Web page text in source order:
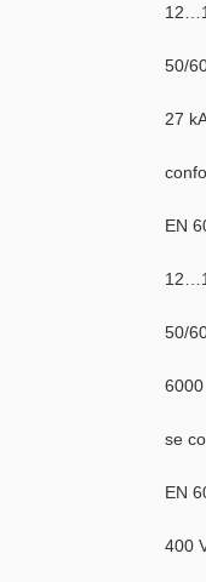
50/
27
EN
50/
se
EN
400